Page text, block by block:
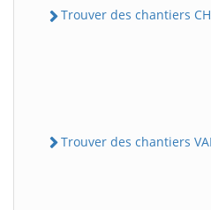
Trouver des chantiers
Trouver des chantiers